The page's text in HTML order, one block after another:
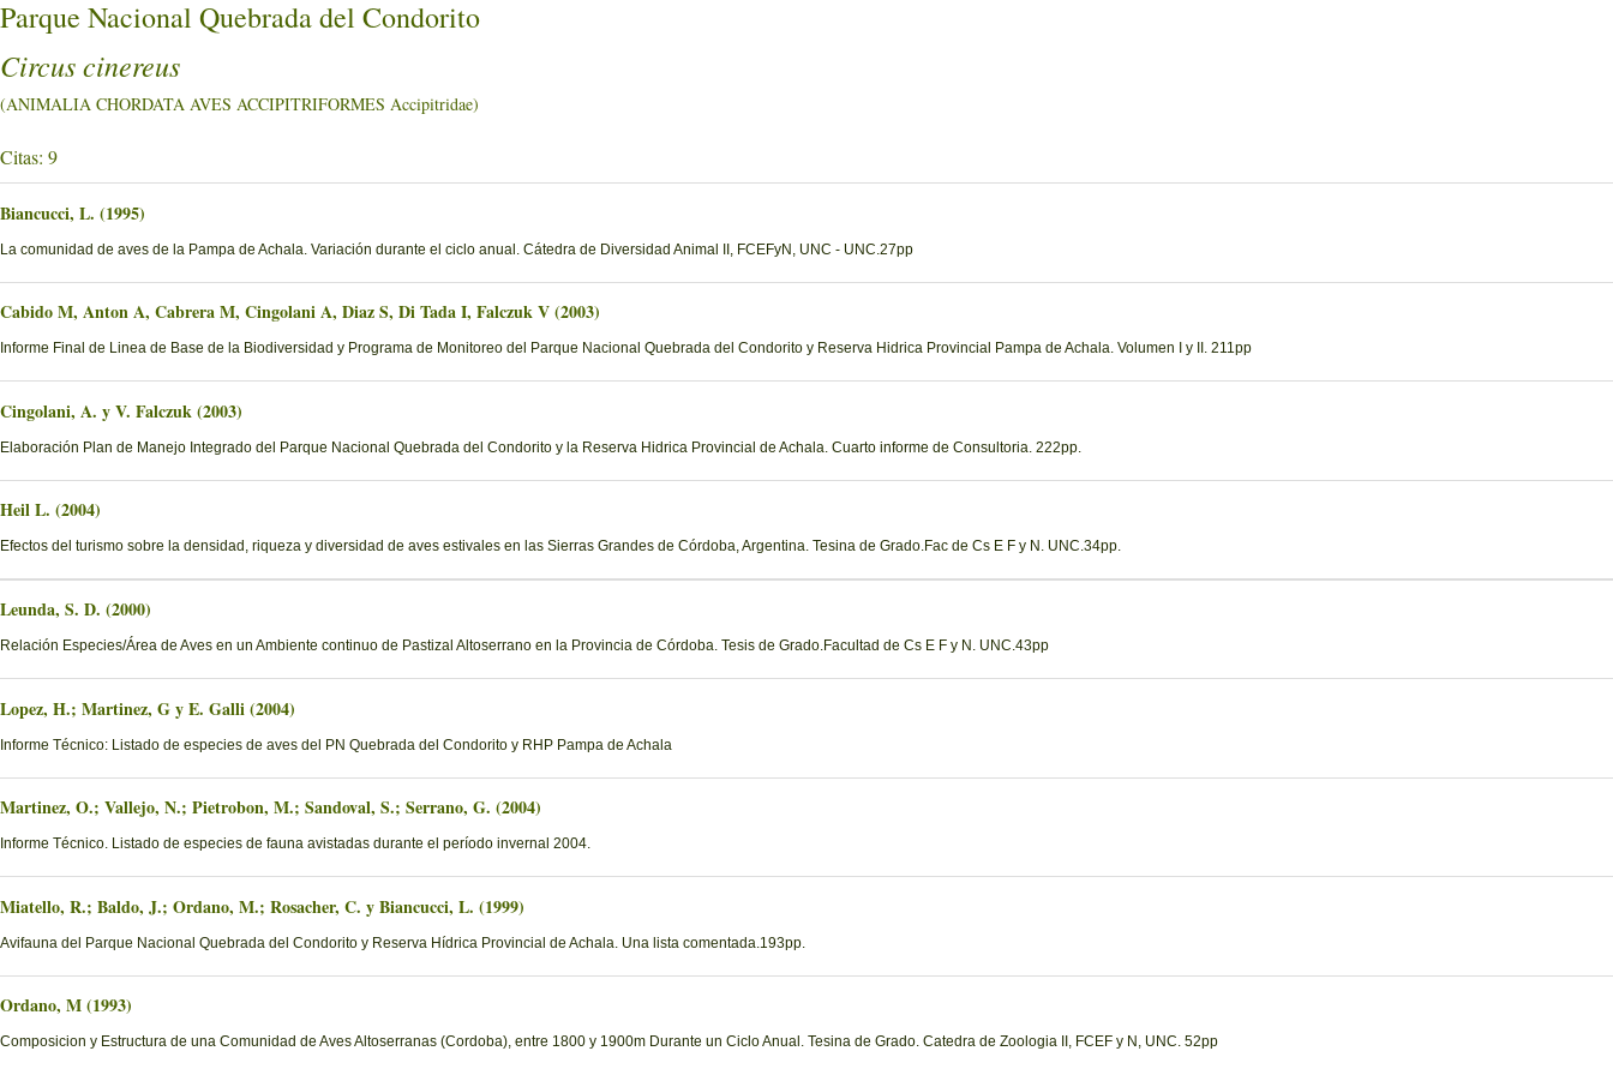
Parque Nacional Quebrada del Condorito
Circus cinereus
(ANIMALIA CHORDATA AVES ACCIPITRIFORMES Accipitridae)
Citas: 9
Biancucci, L. (1995)
La comunidad de aves de la Pampa de Achala. Variación durante el ciclo anual. Cátedra de Diversidad Animal II, FCEFyN, UNC - UNC.27pp
Cabido M, Anton A, Cabrera M, Cingolani A, Diaz S, Di Tada I, Falczuk V (2003)
Informe Final de Linea de Base de la Biodiversidad y Programa de Monitoreo del Parque Nacional Quebrada del Condorito y Reserva Hidrica Provincial Pampa de Achala. Volumen I y II. 211pp
Cingolani, A. y V. Falczuk (2003)
Elaboración Plan de Manejo Integrado del Parque Nacional Quebrada del Condorito y la Reserva Hidrica Provincial de Achala. Cuarto informe de Consultoria. 222pp.
Heil L. (2004)
Efectos del turismo sobre la densidad, riqueza y diversidad de aves estivales en las Sierras Grandes de Córdoba, Argentina. Tesina de Grado.Fac de Cs E F y N. UNC.34pp.
Leunda, S. D. (2000)
Relación Especies/Área de Aves en un Ambiente continuo de Pastizal Altoserrano en la Provincia de Córdoba. Tesis de Grado.Facultad de Cs E F y N. UNC.43pp
Lopez, H.; Martinez, G y E. Galli (2004)
Informe Técnico: Listado de especies de aves del PN Quebrada del Condorito y RHP Pampa de Achala
Martinez, O.; Vallejo, N.; Pietrobon, M.; Sandoval, S.; Serrano, G. (2004)
Informe Técnico. Listado de especies de fauna avistadas durante el período invernal 2004.
Miatello, R.; Baldo, J.; Ordano, M.; Rosacher, C. y Biancucci, L. (1999)
Avifauna del Parque Nacional Quebrada del Condorito y Reserva Hídrica Provincial de Achala. Una lista comentada.193pp.
Ordano, M (1993)
Composicion y Estructura de una Comunidad de Aves Altoserranas (Cordoba), entre 1800 y 1900m Durante un Ciclo Anual. Tesina de Grado. Catedra de Zoologia II, FCEF y N, UNC. 52pp